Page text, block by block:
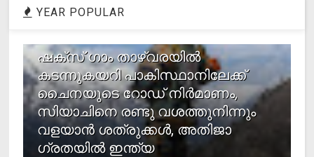
YEAR POPULAR
ഷക്സ് ​ഗാം താഴ്‌വരയിൽ
കടന്നുകയറി പാകിസ്ഥാനിലേക്ക്
ചൈനയുടെ റോഡ് നിർമാണം,
സിയാചിനെ രണ്ടു വശത്തുനിന്നും
വളയാൻ ശത്രുക്കൾ, അതിജാ​
ഗ്രതയിൽ ഇന്ത്യ